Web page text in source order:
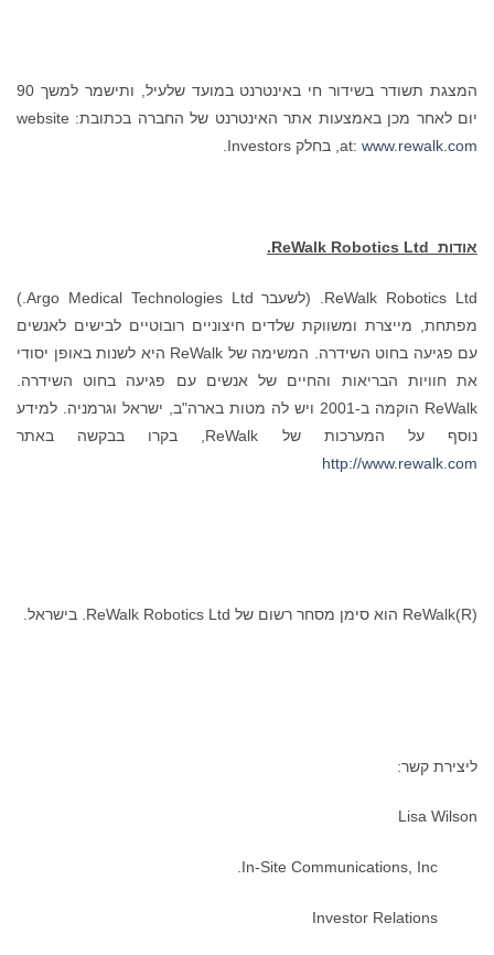
המצגת תשודר בשידור חי באינטרנט במועד שלעיל, ותישמר למשך 90
יום לאחר מכן באמצעות אתר האינטרנט של החברה בכתובת: website
at: www.rewalk.com , בחלק Investors.
אודות
ReWalk Robotics Ltd. (לשעבר Argo Medical Technologies Ltd.)
מפתחת, מייצרת ומשווקת שלדים חיצוניים רובוטיים לבישים לאנשים
עם פגיעה בחוט השידרה. המשימה של ReWalk היא לשנות באופן יסודי
את חוויות הבריאות והחיים של אנשים עם פגיעה בחוט השידרה.
ReWalk הוקמה ב-2001 ויש לה מטות בארה"ב, ישראל וגרמניה. למידע
נוסף על המערכות של ReWalk, בקרו בבקשה באתר
http://www.rewalk.com
ReWalk(R) הוא סימן מסחר רשום של ReWalk Robotics Ltd. בישראל.
ליצירת קשר:
Lisa Wilson